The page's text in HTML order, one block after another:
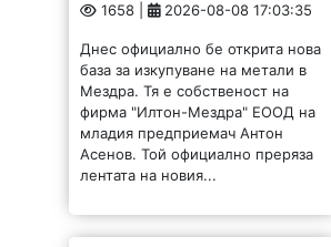
1658 | 2026-08-08 17:03:35
Днес официално бе открита нова
база за изкупуване на метали в
Мездра. Тя е собственост на
фирма "Илтон-Мездра" ЕООД на
младия предприемач Антон
Асенов. Той официално преряза
лентата на новия...